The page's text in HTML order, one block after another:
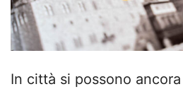
In città si possono